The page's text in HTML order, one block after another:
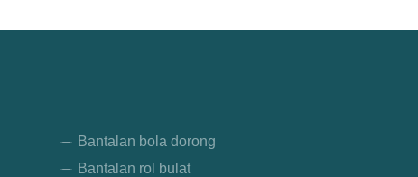
Bantalan bola dorong
Bantalan rol bulat